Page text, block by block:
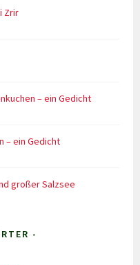
Zrir
– ein Gedicht
– ein Gedicht
großer Salzsee
-